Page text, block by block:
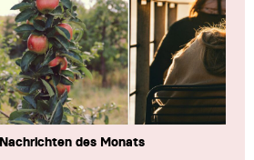
des Monats